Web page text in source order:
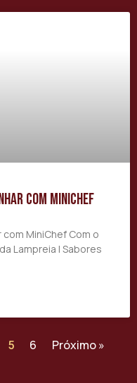
com MiniChef
MiniChef Com o
Lampreia | Sabores
5 6 Próximo »